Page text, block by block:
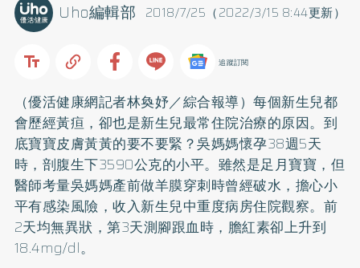
2018/7/25（2022/3/15 8:44更新）
Uho編輯部
追蹤訂閱
（優活健康網記者林奐妤／綜合報導）每個新生兒都
會歷經黃疸，卻也是新生兒最常住院治療的原因。到
底寶寶皮膚黃黃的要不要緊？吳媽媽懷孕38週5天
時，剖腹生下3590公克的小平。雖然是足月寶寶，但
醫師考量吳媽媽產前做羊膜穿刺時曾經破水，擔心小
平有感染風險，收入新生兒中重度病房住院觀察。前
2天均無異狀，第3天測腳跟血時，膽紅素卻上升到
18.4mg/dl。